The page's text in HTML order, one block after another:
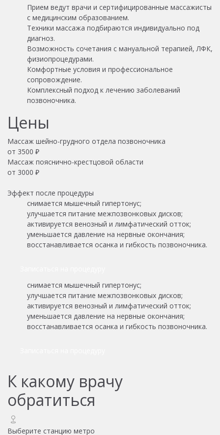
Прием ведут врачи и сертифицированные массажисты
с медицинским образованием.
Техники массажа подбираются индивидуально под
диагноз.
Возможность сочетания с мануальной терапией, ЛФК,
физиопроцедурами.
Комфортные условия и профессиональное
сопровождение.
Комплексный подход к лечению заболеваний
позвоночника.
Цены
Массаж шейно-грудного отдела позвоночника
от 3500 ₽
Массаж пояснично-крестцовой области
от 3000 ₽
Эффект после процедуры
снимается мышечный гипертонус;
улучшается питание межпозвонковых дисков;
активируется венозный и лимфатический отток;
уменьшается давление на нервные окончания;
восстанавливается осанка и гибкость позвоночника.
снимается мышечный гипертонус;
улучшается питание межпозвонковых дисков;
активируется венозный и лимфатический отток;
уменьшается давление на нервные окончания;
восстанавливается осанка и гибкость позвоночника.
К какому врачу
обратиться
Выберите станцию метро